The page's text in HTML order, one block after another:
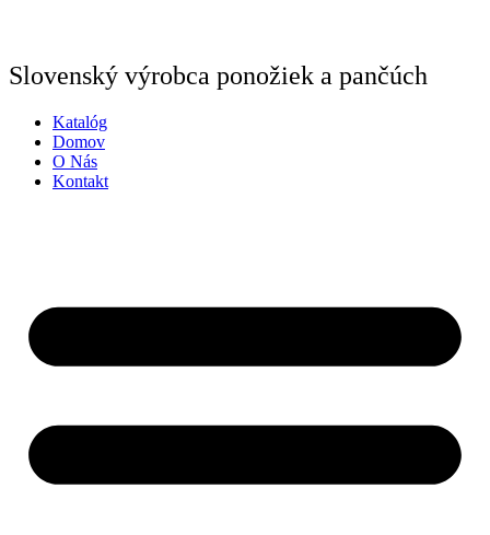
Slovenský výrobca ponožiek a pančúch
Katalóg
Domov
O Nás
Kontakt